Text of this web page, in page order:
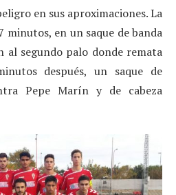
en sus aproximaciones. La
minutos, en un saque de banda
al segundo palo donde remata
después, un saque de
Pepe Marín y de cabeza